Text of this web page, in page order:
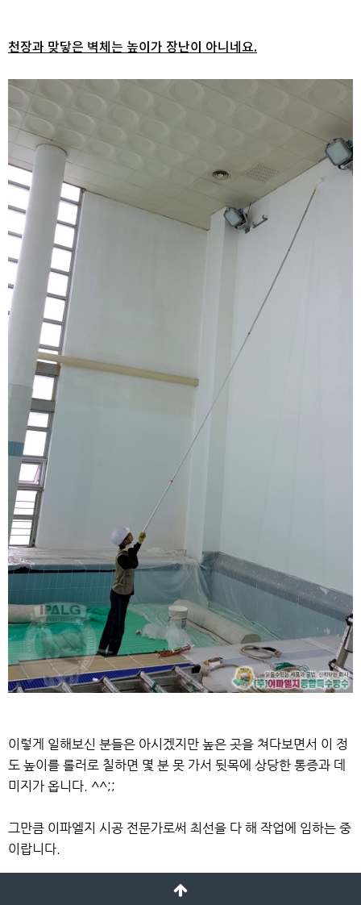
천장과 맞닿은 벽체는 높이가 장난이 아니네요.
이렇게 일해보신 분들은 아시겠지만 높은 곳을 쳐다보면서 이 정
도 높이를 롤러로 칠하면 몇 분 못 가서 뒷목에 상당한 통증과 데
미지가 옵니다. ^^;;
그만큼 이파엘지 시공 전문가로써 최선을 다 해 작업에 임하는 중
이랍니다.